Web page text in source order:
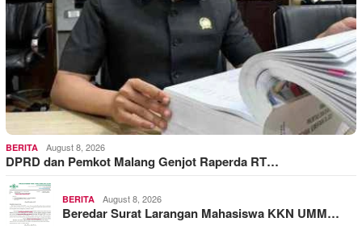
BERITA August 8, 2026
DPRD dan Pemkot Malang Genjot Raperda RT…
BERITA August 8, 2026
Beredar Surat Larangan Mahasiswa KKN UMM…